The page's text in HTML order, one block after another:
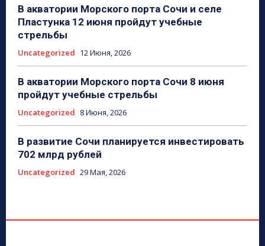
В акватории Морского порта Сочи и селе
Пластунка 12 июня пройдут учебные
стрельбы
Uncategorized 12 Июня, 2026
В акватории Морского порта Сочи 8 июня
пройдут учебные стрельбы
Uncategorized 8 Июня, 2026
В развитие Сочи планируется инвестировать
702 млрд рублей
Uncategorized 29 Мая, 2026